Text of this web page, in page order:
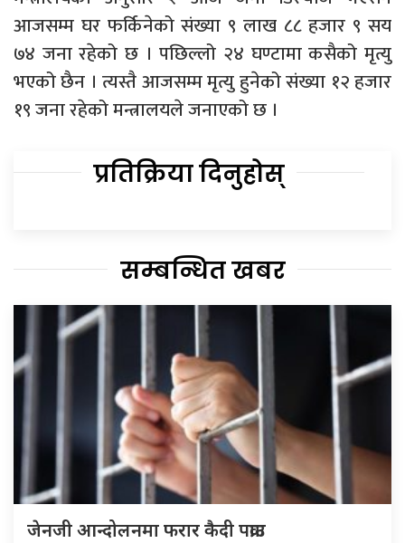
आजसम्म घर फर्किनेको संख्या ९ लाख ८८ हजार ९ सय
७४ जना रहेको छ । पछिल्लो २४ घण्टामा कसैको मृत्यु
भएको छैन । त्यस्तै आजसम्म मृत्यु हुनेको संख्या १२ हजार
१९ जना रहेको मन्त्रालयले जनाएको छ ।
प्रतिक्रिया दिनुहोस्
सम्बन्धित खबर
जेनजी आन्दोलनमा फरार कैदी पक्राउ